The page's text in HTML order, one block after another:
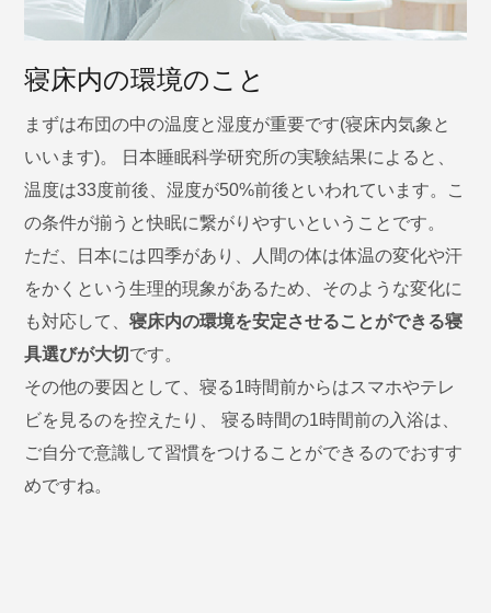
寝床内の環境のこと
まずは布団の中の温度と湿度が重要です(寝床内気象と
いいます)。 日本睡眠科学研究所の実験結果によると、
温度は33度前後、湿度が50%前後といわれています。こ
の条件が揃うと快眠に繋がりやすいということです。
ただ、日本には四季があり、人間の体は体温の変化や汗
をかくという生理的現象があるため、そのような変化に
も対応して、寝床内の環境を安定させることができる寝
具選びが大切 です。
その他の要因として、寝る1時間前からはスマホやテレ
ビを見るのを控えたり、 寝る時間の1時間前の入浴は、
ご自分で意識して習慣をつけることができるのでおすす
めですね。